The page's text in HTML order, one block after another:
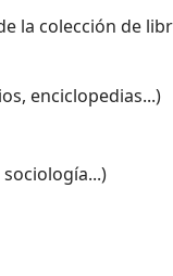
la colección de
enciclopedias...)